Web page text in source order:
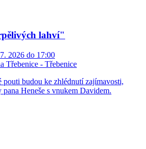
lahví"
2026 do 17:00
Třebenice - Třebenice
pouti budou ke zhlédnutí zajímavosti,
Heneše s vnukem Davidem.